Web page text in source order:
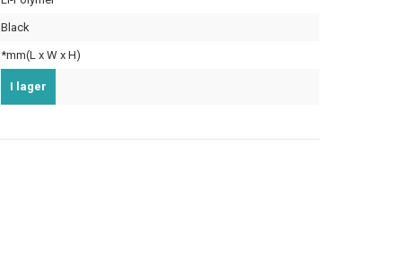
Black
*mm(L x W x H)
I lager